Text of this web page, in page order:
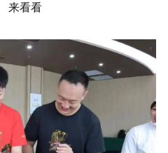
来看看